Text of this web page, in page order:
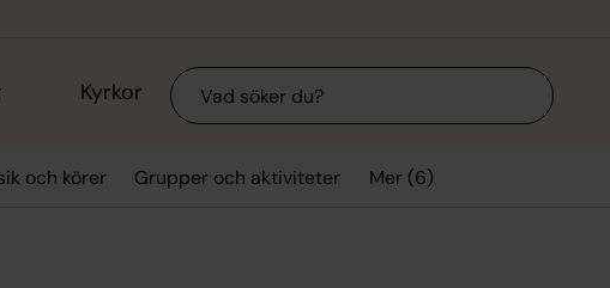
Kyrkor Sök
och körer Grupper och aktiviteter Mer (6)